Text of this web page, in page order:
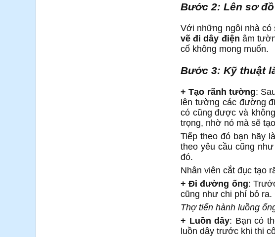
Bước 2: Lên sơ
Với những ngôi nhà có
vẽ đi dây điện âm
cố không mong muốn.
Bước 3: Kỹ thuật
+ Tạo rãnh tường:
lên tường các đường
có cũng được và
trọng, nhờ nó mà sẽ
Tiếp theo đó bạn hãy
theo yêu cầu cũng
đó.
Nhân viên cắt đục tạo
+ Đi đường ống:
cũng như chi phí bỏ
Thợ tiến hành luồng
+ Luồn dây: Bạn có
luồn dây trước khi thi